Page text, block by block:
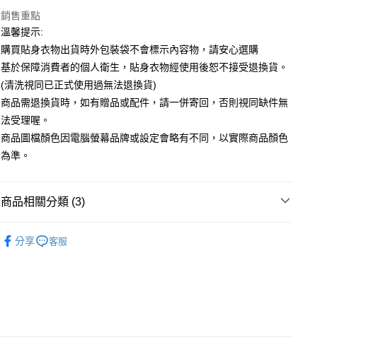
運送方式
全家付款取貨
每筆NT$65，滿NT$599(含以上)免運費
7-11付款取貨
每筆NT$65，滿NT$599(含以上)免運費
宅配
國家/地區配送 查看運費
銷售重點
溫馨提示:
購買貼身衣物出貨時外包裝袋不會標示內容物，請安心選購
基於保障消費者的個人衛生，貼身衣物經使用後恕不接受退換貨。
(清洗視同已正式使用過無法退換貨)
商品需退換貨時，如有贈品或配件，請一併寄回，否則視同缺件無
法受理喔。
商品圖檔顏色因電腦螢幕品牌或設定會略有不同，以實際商品顏色
為準。
商品相關分類 (3)
分享 客服